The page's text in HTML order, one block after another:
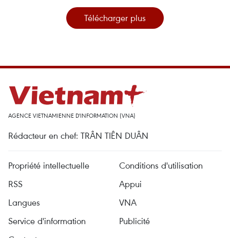
Télécharger plus
AGENCE VIETNAMIENNE D'INFORMATION (VNA)
Rédacteur en chef: TRÂN TIÊN DUÂN
Propriété intellectuelle
Conditions d'utilisation
RSS
Appui
Langues
VNA
Service d'information
Publicité